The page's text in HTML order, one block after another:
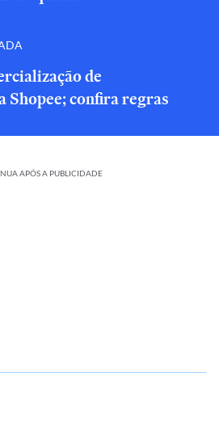
de
Shopee; confira regras
APÓS A PUBLICIDADE